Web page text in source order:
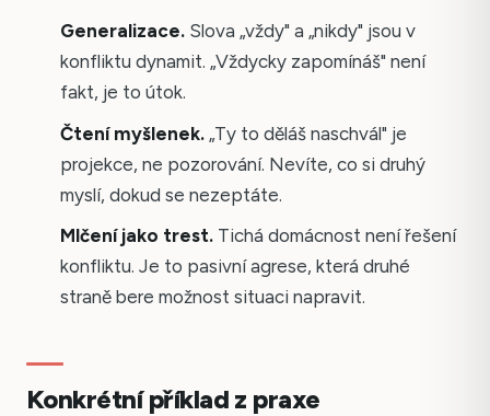
Generalizace. Slova „vždy" a „nikdy" jsou v
konfliktu dynamit. „Vždycky zapomínáš" není
fakt, je to útok.
Čtení myšlenek. „Ty to děláš naschvál" je
projekce, ne pozorování. Nevíte, co si druhý
myslí, dokud se nezeptáte.
Mlčení jako trest. Tichá domácnost není řešení
konfliktu. Je to pasivní agrese, která druhé
straně bere možnost situaci napravit.
Konkrétní příklad z praxe